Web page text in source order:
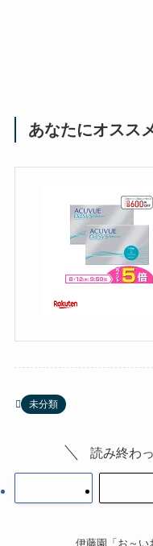
あなたにオスス
未分類
読み終わ
伊藤園「お～い